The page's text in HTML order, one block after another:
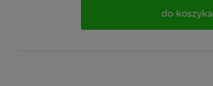
do koszyka